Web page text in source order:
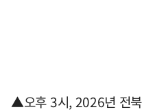
▲오후 3시, 2026년 전